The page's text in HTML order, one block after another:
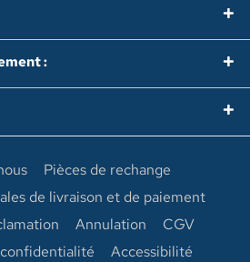
:
Pièces de rechange
de livraison et de paiement
Annulation
CGV
Accessibilité